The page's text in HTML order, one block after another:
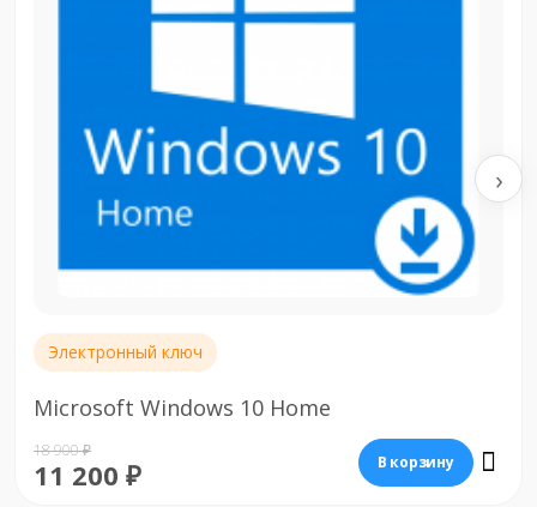
21 900 ₽
14 000 ₽ В корзину
›